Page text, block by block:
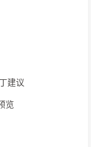
建议
览